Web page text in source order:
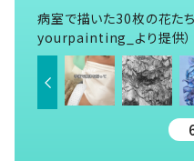
病室で描いた30枚の花た
yourpainting_より提供）